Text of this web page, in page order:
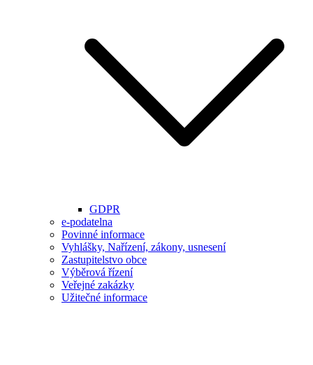
GDPR
e-podatelna
Povinné informace
Vyhlášky, Nařízení, zákony, usnesení
Zastupitelstvo obce
Výběrová řízení
Veřejné zakázky
Užitečné informace